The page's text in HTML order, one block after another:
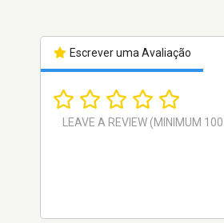
Escrever uma Avaliação